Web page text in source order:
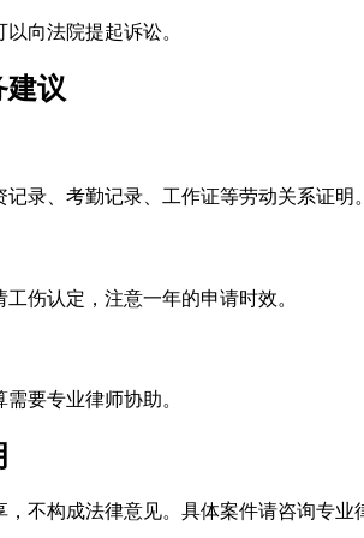
向法院提起诉讼。
建议
录、考勤记录、工作证等劳动关系证明。
伤认定，注意一年的申请时效。
要专业律师协助。
不构成法律意见。具体案件请咨询专业